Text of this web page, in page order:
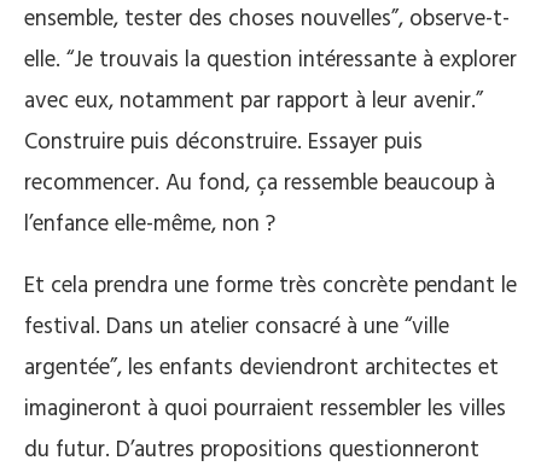
ensemble, tester des choses nouvelles”, observe-t-
elle. “Je trouvais la question intéressante à explorer
avec eux, notamment par rapport à leur avenir.”
Construire puis déconstruire. Essayer puis
recommencer. Au fond, ça ressemble beaucoup à
l’enfance elle-même, non ?
Et cela prendra une forme très concrète pendant le
festival. Dans un atelier consacré à une “ville
argentée”, les enfants deviendront architectes et
imagineront à quoi pourraient ressembler les villes
du futur. D’autres propositions questionneront